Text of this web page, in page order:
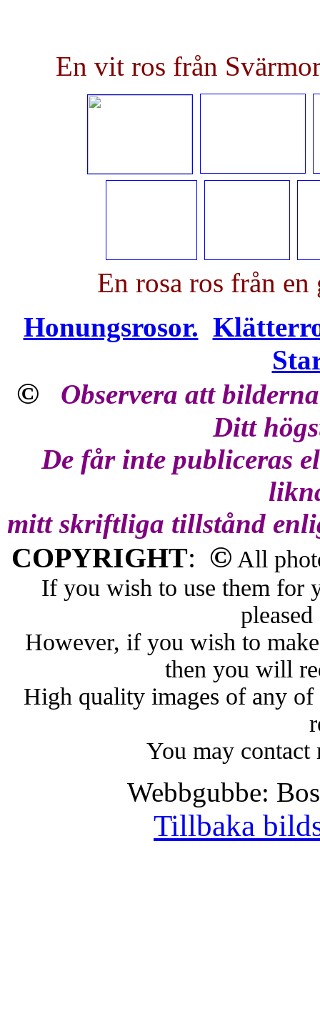
En vit ros från
En rosa ros från en
Honungsrosor.
©
Observera att
Ditt
De får inte publiceras
mitt skriftliga tillstånd
COPYRIGHT: © All
If you wish to use them for
However, if you wish to
then you will
High quality images of any of
You may
Webbgubbe:
Tillbaka